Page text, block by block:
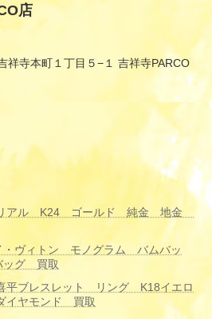
店
祥寺本町１丁目５−１ 吉祥寺PARCO
リアル K24 ゴールド 純金 地金
ヴィトン モノグラム バムバッ
ッグ 買取
ブレスレット リング K18イエロ
ヤモンド 買取